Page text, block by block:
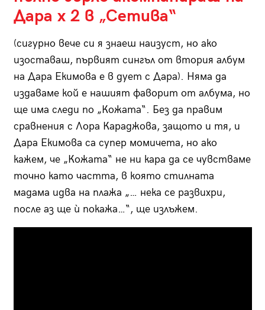
Дара x 2 в „Сетива“
(сигурно вече си я знаеш наизуст, но ако
изоставаш, първият сингъл от втория албум
на Дара Екимова е в дует с Дара). Няма да
издаваме кой е нашият фаворит от албума, но
ще има следи по „Кожата“. Без да правим
сравнения с Лора Караджова, защото и тя, и
Дара Екимова са супер момичета, но ако
кажем, че „Кожата“ не ни кара да се чувстваме
точно като частта, в която стилната
мадама идва на плажа „… нека се развихри,
после аз ще ѝ покажа…“, ще излъжем.